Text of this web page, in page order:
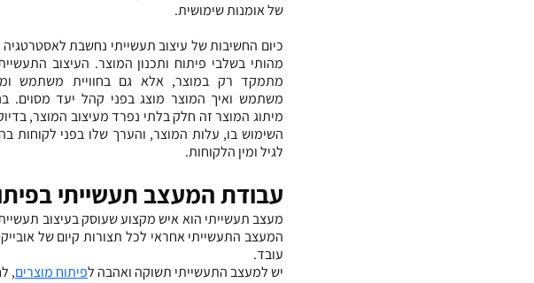
של אומנות שימושית.
לגיל ומין הלקוחות.
עבודת המעצב תעשייתי
עובד.
יש למעצב התעשייתי תשוקה ואהבה לפיתוח מוצרים,